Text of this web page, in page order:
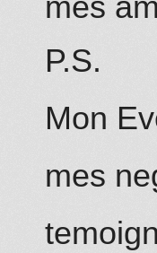
P.S.
Mon
mes